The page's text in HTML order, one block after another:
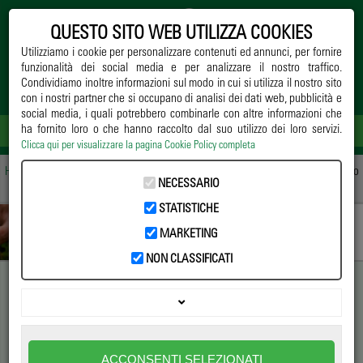
Home
-> Phytophthora: una minaccia per il settore vivaistico
internazionale
Phytophthora: una minaccia
per il settore vivaistico
QUESTO SITO WEB UTILIZZA COOKIES
Utilizziamo i cookie per personalizzare contenuti ed annunci, per fornire
funzionalità dei social media e per analizzare il nostro traffico.
Condividiamo inoltre informazioni sul modo in cui si utilizza il nostro sito
con i nostri partner che si occupano di analisi dei dati web, pubblicità e
social media, i quali potrebbero combinarle con altre informazioni che
ha fornito loro o che hanno raccolto dal suo utilizzo dei loro servizi.
Clicca qui per visualizzare la pagina Cookie Policy completa
NECESSARIO
STATISTICHE
MARKETING
NON CLASSIFICATI
ACCONSENTI SELEZIONATI